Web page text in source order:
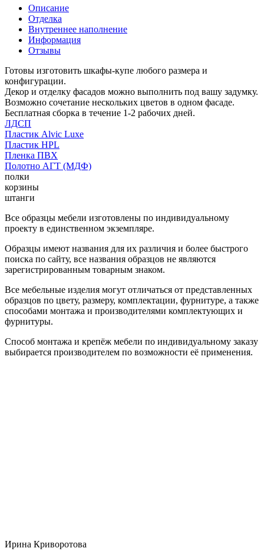
Описание
Отделка
Внутреннее наполнение
Информация
Отзывы
Готовы изготовить шкафы-купе любого размера и
конфигурации.
Декор и отделку фасадов можно выполнить под вашу задумку.
Возможно сочетание нескольких цветов в одном фасаде.
Бесплатная сборка в течение 1-2 рабочих дней.
ЛДСП
Пластик Alvic Luxe
Пластик HPL
Пленка ПВХ
Полотно АГТ (МДФ)
полки
корзины
штанги
Все образцы мебели изготовлены по индивидуальному
проекту в единственном экземпляре.
Образцы имеют названия для их различия и более быстрого
поиска по сайту, все названия образцов не являются
зарегистрированным товарным знаком.
Все мебельные изделия могут отличаться от представленных
образцов по цвету, размеру, комплектации, фурнитуре, а также
способами монтажа и производителями комплектующих и
фурнитуры.
Способ монтажа и крепёж мебели по индивидуальному заказу
выбирается производителем по возможности её применения.
Ирина Криворотова